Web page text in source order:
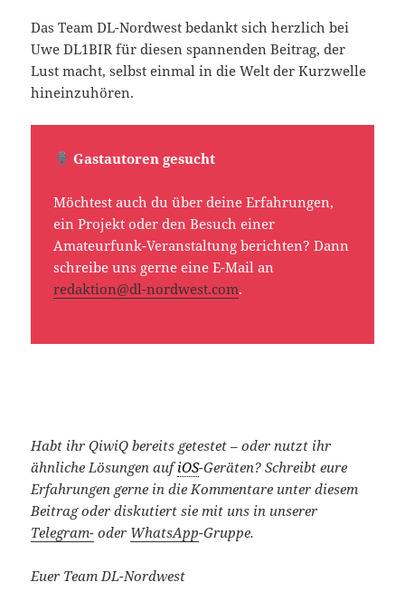
Das Team DL-Nordwest bedankt sich herzlich bei
Uwe DL1BIR für diesen spannenden Beitrag, der
Lust macht, selbst einmal in die Welt der Kurzwelle
hineinzuhören.
Gastautoren gesucht
Möchtest auch du über deine Erfahrungen,
ein Projekt oder den Besuch einer
Amateurfunk-Veranstaltung berichten? Dann
schreibe uns gerne eine E-Mail an
redaktion@dl-nordwest.com.
Habt ihr QiwiQ bereits getestet – oder nutzt ihr
ähnliche Lösungen aufiOS-Geräten?Schreibt eure
Erfahrungen gerne in die Kommentare unter diesem
Beitrag oder diskutiert sie mit uns in unserer
Telegram- oder WhatsApp-Gruppe.
Euer Team DL-Nordwest